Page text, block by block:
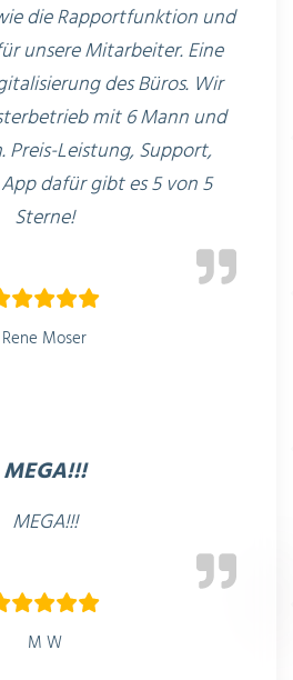
die Rapportfunktion und
unsere Mitarbeiter. Eine
des Büros. Wir
mit 6 Mann und
Preis-Leistung, Support,
dafür gibt es 5 von 5
Sterne!
Rene Moser
MEGA!!!
MEGA!!!
M W